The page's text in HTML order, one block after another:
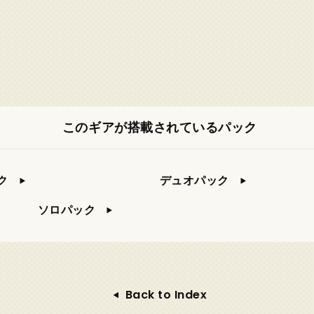
このギアが搭載されているパック
デュオパック
ソロパック
Back to Index